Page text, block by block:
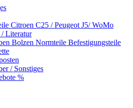
Citroen C25 / Peugeot J5/ WoMo
Literatur
Bolzen Normteile Befestigungsteile
/ Sonstiges
%